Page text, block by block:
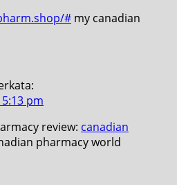
# my canadian
pm
review: canadian
pharmacy world